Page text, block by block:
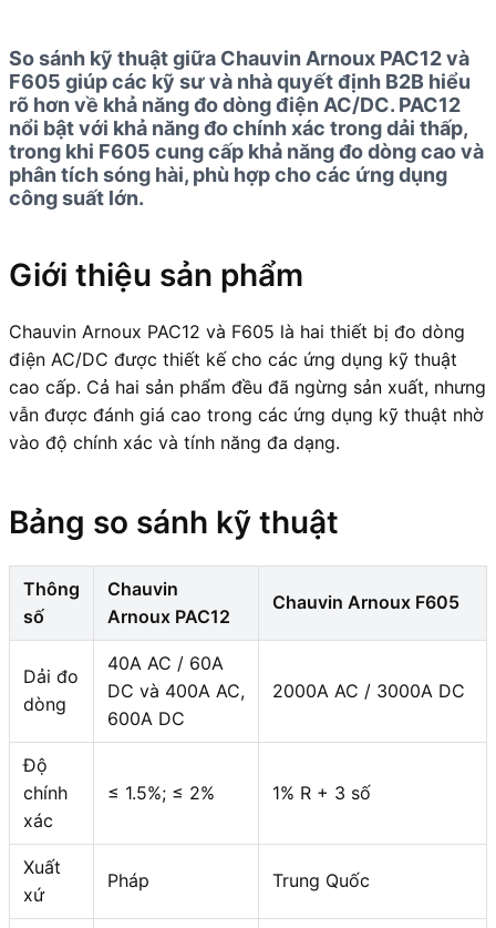
So sánh kỹ thuật giữa Chauvin Arnoux PAC12 và
F605 giúp các kỹ sư và nhà quyết định B2B hiểu
rõ hơn về khả năng đo dòng điện AC/DC. PAC12
nổi bật với khả năng đo chính xác trong dải thấp,
trong khi F605 cung cấp khả năng đo dòng cao và
phân tích sóng hài, phù hợp cho các ứng dụng
công suất lớn.
Giới thiệu sản phẩm
Chauvin Arnoux PAC12 và F605 là hai thiết bị đo dòng
điện AC/DC được thiết kế cho các ứng dụng kỹ thuật
cao cấp. Cả hai sản phẩm đều đã ngừng sản xuất, nhưng
vẫn được đánh giá cao trong các ứng dụng kỹ thuật nhờ
vào độ chính xác và tính năng đa dạng.
Bảng so sánh kỹ thuật
Thông
số
Chauvin
Arnoux PAC12
Chauvin Arnoux F605
Dải đo
dòng
40A AC / 60A
DC và 400A AC,
600A DC
2000A AC / 3000A DC
Độ
chính
xác
≤ 1.5%; ≤ 2% 1% R + 3 số
Xuất
xứ
Pháp Trung Quốc